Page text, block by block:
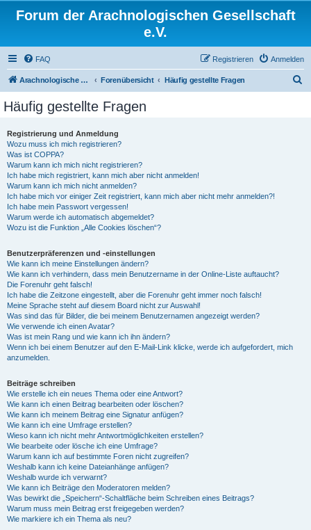
Forum der Arachnologischen Gesellschaft
e.V.
FAQ Anmelden
Registrieren
Arachnologische Gesellschaft e. V. Forenübersicht Häufig gestellte Fragen
Häufig gestellte Fragen
Registrierung und Anmeldung
Wozu muss ich mich registrieren?
Was ist COPPA?
Warum kann ich mich nicht registrieren?
Ich habe mich registriert, kann mich aber nicht anmelden!
Warum kann ich mich nicht anmelden?
Ich habe mich vor einiger Zeit registriert, kann mich aber nicht mehr anmelden?!
Ich habe mein Passwort vergessen!
Warum werde ich automatisch abgemeldet?
Wozu ist die Funktion „Alle Cookies löschen“?
Benutzerpräferenzen und -einstellungen
Wie kann ich meine Einstellungen ändern?
Wie kann ich verhindern, dass mein Benutzername in der Online-Liste auftaucht?
Die Forenuhr geht falsch!
Ich habe die Zeitzone eingestellt, aber die Forenuhr geht immer noch falsch!
Meine Sprache steht auf diesem Board nicht zur Auswahl!
Was sind das für Bilder, die bei meinem Benutzernamen angezeigt werden?
Wie verwende ich einen Avatar?
Was ist mein Rang und wie kann ich ihn ändern?
Wenn ich bei einem Benutzer auf den E-Mail-Link klicke, werde ich aufgefordert, mich
anzumelden.
Beiträge schreiben
Wie erstelle ich ein neues Thema oder eine Antwort?
Wie kann ich einen Beitrag bearbeiten oder löschen?
Wie kann ich meinem Beitrag eine Signatur anfügen?
Wie kann ich eine Umfrage erstellen?
Wieso kann ich nicht mehr Antwortmöglichkeiten erstellen?
Wie bearbeite oder lösche ich eine Umfrage?
Warum kann ich auf bestimmte Foren nicht zugreifen?
Weshalb kann ich keine Dateianhänge anfügen?
Weshalb wurde ich verwarnt?
Wie kann ich Beiträge den Moderatoren melden?
Was bewirkt die „Speichern“-Schaltfläche beim Schreiben eines Beitrags?
Warum muss mein Beitrag erst freigegeben werden?
Wie markiere ich ein Thema als neu?